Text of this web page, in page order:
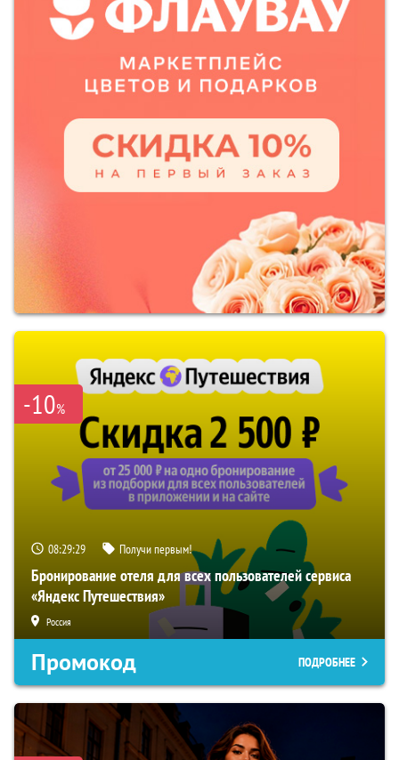
-10%
08:29:29 Получи первым!
Бронирование отеля для всех пользователей сервиса
«Яндекс Путешествия»
Россия
Промокод ПОДРОБНЕЕ